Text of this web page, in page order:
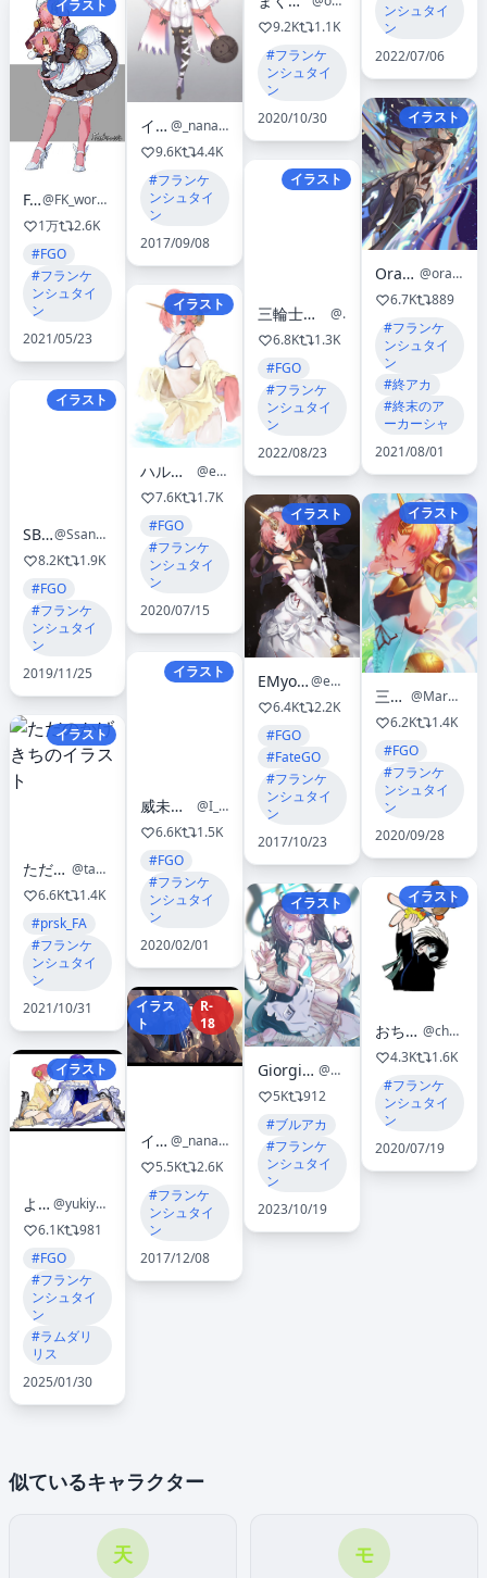
イラスト
F.K
@FK_workid
1万
2.6K
#FGO
#フランケ
ンシュタイ
ン
2021/05/23
イラスト
SB_Lama
@SsangbongLlama
8.2K
1.9K
#FGO
#フランケ
ンシュタイ
ン
2019/11/25
イラスト
ただのかげきち
@tadanoakuta
6.6K
1.4K
#prsk_FA
#フランケ
ンシュタイ
ン
2021/10/31
イラスト
よる60
@yukiyuki_mnw
6.1K
981
#FGO
#フランケ
ンシュタイ
ン
#ラムダリ
リス
2025/01/30
イセ川
@_nanashina_
9.6K
4.4K
#フランケ
ンシュタイ
ン
2017/09/08
イラスト
ハルタスク_Harutask
@emo863063
7.6K
1.7K
#FGO
#フランケ
ンシュタイ
ン
2020/07/15
イラスト
威未図@いみず
@I_MI_ZU
6.6K
1.5K
#FGO
#フランケ
ンシュタイ
ン
2020/02/01
イラス
ト
R-
18
イセ川
@_nanashina_
5.5K
2.6K
#フランケ
ンシュタイ
ン
2017/12/08
9.2K
1.1K
#フランケ
ンシュタイ
ン
2020/10/30
イラスト
三輪士郎/Shirow Miwa
@zi38
6.8K
1.3K
#FGO
#フランケ
ンシュタイ
ン
2022/08/23
イラスト
EMyo/えみょ
@emyo27
6.4K
2.2K
#FGO
#FateGO
#フランケ
ンシュタイ
ン
2017/10/23
イラスト
Giorgio(ジョジョ)☼_1日目東4フ55a
@yo_sumire_sola1
5K
912
#ブルアカ
#フランケ
ンシュタイ
ン
2023/10/19
ンシュタイ
ン
2022/07/06
イラスト
Orangesekaii
@orangesekai1
6.7K
889
#フランケ
ンシュタイ
ン
#終アカ
#終末のア
ーカーシャ
2021/08/01
イラスト
三月AB
@March_AB
6.2K
1.4K
#FGO
#フランケ
ンシュタイ
ン
2020/09/28
イラスト
おちょごさん
@chogo2009
4.3K
1.6K
#フランケ
ンシュタイ
ン
2020/07/19
似ているキャラクター
天 モ